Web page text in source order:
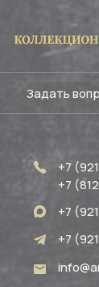
+7
+7
+7
+7
Задать